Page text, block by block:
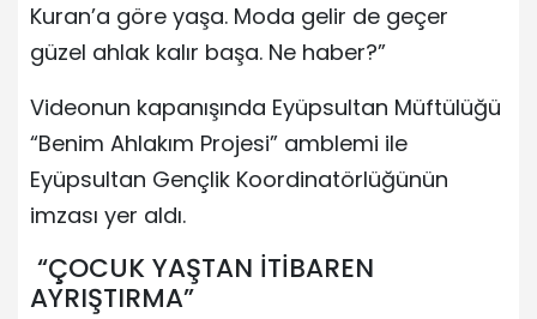
Kuran’a göre yaşa. Moda gelir de geçer
güzel ahlak kalır başa. Ne haber?”
Videonun kapanışında Eyüpsultan Müftülüğü
“Benim Ahlakım Projesi” amblemi ile
Eyüpsultan Gençlik Koordinatörlüğünün
imzası yer aldı.
“ÇOCUK YAŞTAN İTİBAREN
AYRIŞTIRMA”